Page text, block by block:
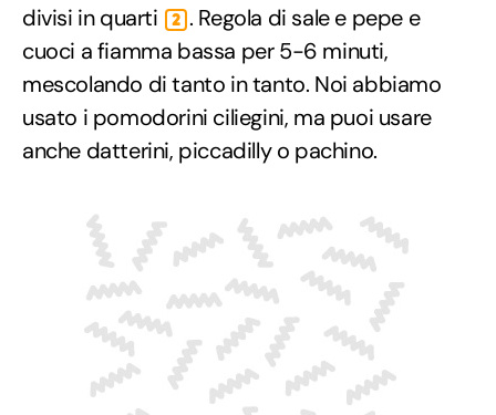
divisi in quarti
2 . Regola di sale e pepe e
cuoci a fiamma bassa per 5-6 minuti,
mescolando di tanto in tanto. Noi abbiamo
usato i pomodorini ciliegini, ma puoi usare
anche datterini, piccadilly o pachino.